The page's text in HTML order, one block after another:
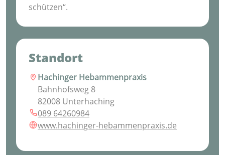
schützen“.
Standort
Hachinger Hebammenpraxis
Bahnhofsweg 8
82008 Unterhaching
089 64260984
www.hachinger-hebammenpraxis.de